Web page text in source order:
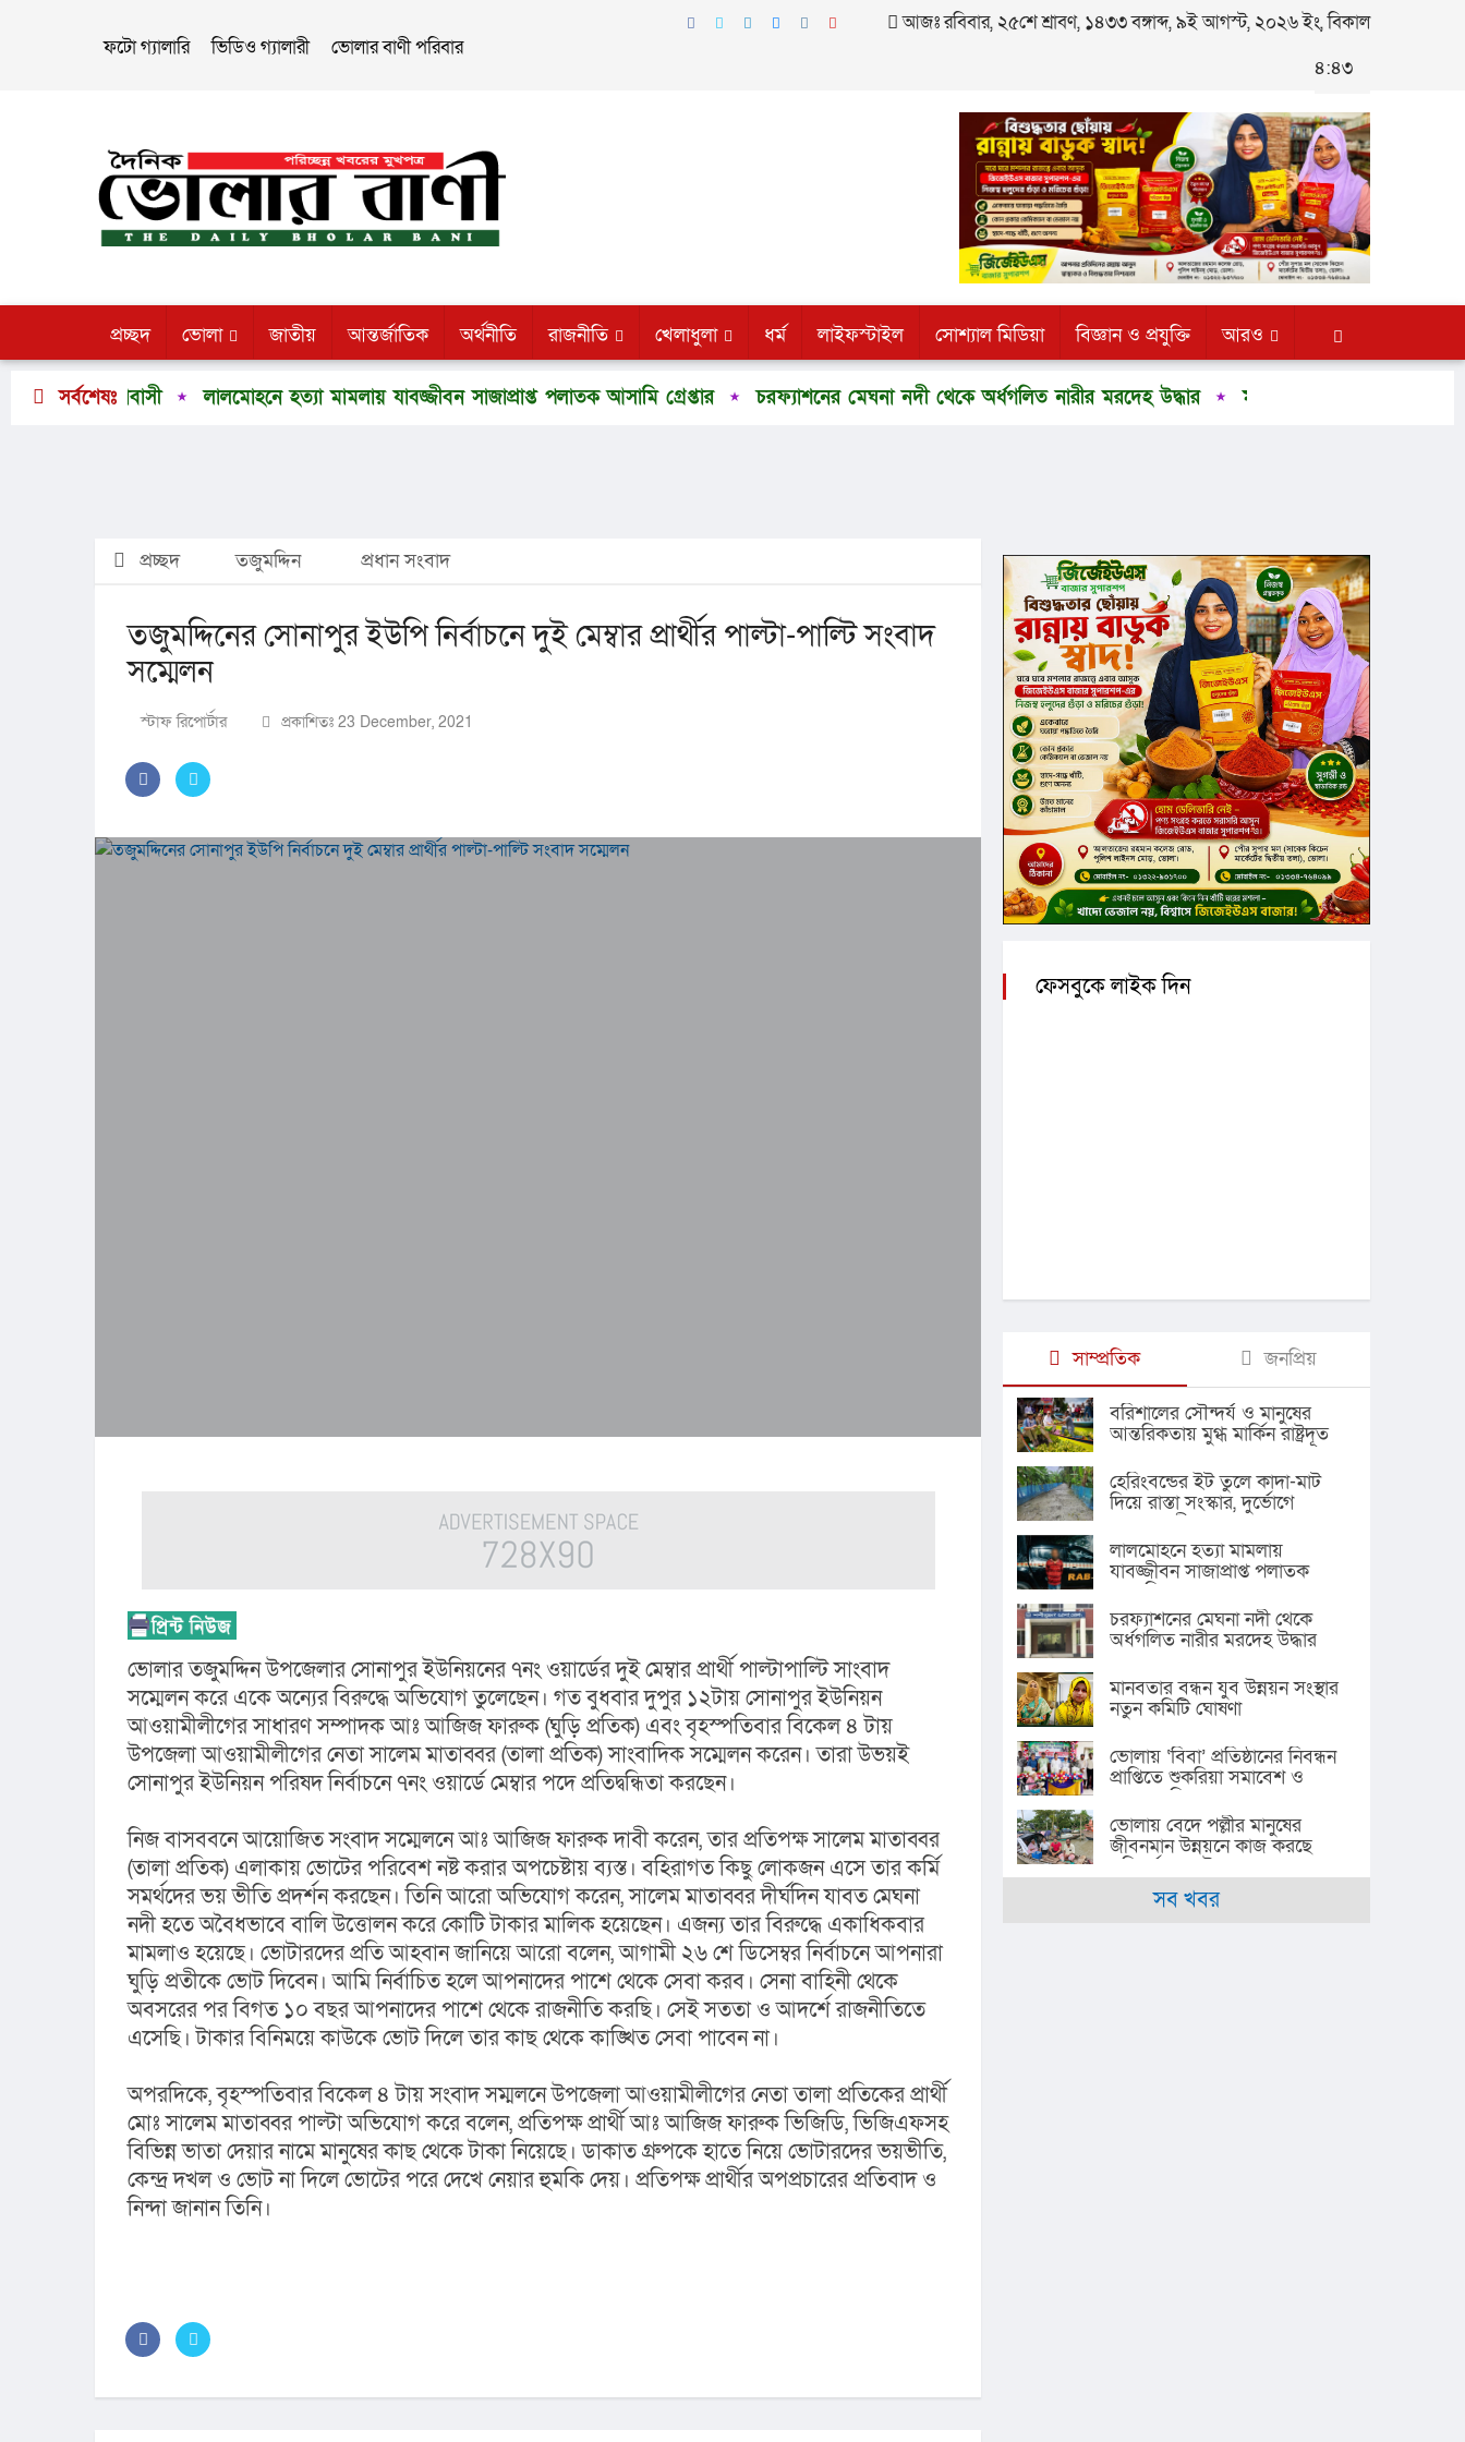
ফটো গ্যালারি ভিডিও গ্যালারী ভোলার বাণী পরিবার
আজঃ রবিবার, ২৫শে শ্রাবণ, ১৪৩৩ বঙ্গাব্দ, ৯ই আগস্ট, ২০২৬ ইং, বিকাল
৪:৪৩
প্রচ্ছদ ভোলা জাতীয় আন্তর্জাতিক অর্থনীতি রাজনীতি খেলাধুলা ধর্ম লাইফস্টাইল সোশ্যাল মিডিয়া বিজ্ঞান ও প্রযুক্তি আরও
সর্বশেষঃ লালমোহনে হত্যা মামলায় যাবজ্জীবন সাজাপ্রাপ্ত পলাতক আসামি গ্রেপ্তার চরফ্যাশনের মেঘনা নদী থেকে অর্ধগলিত নারীর মরদেহ উদ্ধার মানবতার বন্ধন যুব উন্নয়ন সংস্থার নতুন
প্রচ্ছদ তজুমদ্দিন প্রধান সংবাদ
তজুমদ্দিনের সোনাপুর ইউপি নির্বাচনে দুই মেম্বার প্রার্থীর পাল্টা-পাল্টি সংবাদ
সম্মেলন
স্টাফ রিপোর্টার প্রকাশিতঃ 23 December, 2021
ভোলার তজুমদ্দিন উপজেলার সোনাপুর ইউনিয়নের ৭নং ওয়ার্ডের দুই মেম্বার প্রার্থী পাল্টাপাল্টি সাংবাদ
সম্মেলন করে একে অন্যের বিরুদ্ধে অভিযোগ তুলেছেন। গত বুধবার দুপুর ১২টায় সোনাপুর ইউনিয়ন
আওয়ামীলীগের সাধারণ সম্পাদক আঃ আজিজ ফারুক (ঘুড়ি প্রতিক) এবং বৃহস্পতিবার বিকেল ৪ টায়
উপজেলা আওয়ামীলীগের নেতা সালেম মাতাব্বর (তালা প্রতিক) সাংবাদিক সম্মেলন করেন। তারা উভয়ই
সোনাপুর ইউনিয়ন পরিষদ নির্বাচনে ৭নং ওয়ার্ডে মেম্বার পদে প্রতিদ্বন্ধিতা করছেন।
নিজ বাসববনে আয়োজিত সংবাদ সম্মেলনে আঃ আজিজ ফারুক দাবী করেন, তার প্রতিপক্ষ সালেম মাতাব্বর
(তালা প্রতিক) এলাকায় ভোটের পরিবেশ নষ্ট করার অপচেষ্টায় ব্যস্ত। বহিরাগত কিছু লোকজন এসে তার কর্মি
সমর্থদের ভয় ভীতি প্রদর্শন করছেন। তিনি আরো অভিযোগ করেন, সালেম মাতাব্বর দীর্ঘদিন যাবত মেঘনা
নদী হতে অবৈধভাবে বালি উত্তোলন করে কোটি টাকার মালিক হয়েছেন। এজন্য তার বিরুদ্ধে একাধিকবার
মামলাও হয়েছে। ভোটারদের প্রতি আহবান জানিয়ে আরো বলেন, আগামী ২৬ শে ডিসেম্বর নির্বাচনে আপনারা
ঘুড়ি প্রতীকে ভোট দিবেন। আমি নির্বাচিত হলে আপনাদের পাশে থেকে সেবা করব। সেনা বাহিনী থেকে
অবসরের পর বিগত ১০ বছর আপনাদের পাশে থেকে রাজনীতি করছি। সেই সততা ও আদর্শে রাজনীতিতে
এসেছি। টাকার বিনিময়ে কাউকে ভোট দিলে তার কাছ থেকে কাঙ্খিত সেবা পাবেন না।
অপরদিকে, বৃহস্পতিবার বিকেল ৪ টায় সংবাদ সম্মলনে উপজেলা আওয়ামীলীগের নেতা তালা প্রতিকের প্রার্থী
মোঃ সালেম মাতাব্বর পাল্টা অভিযোগ করে বলেন, প্রতিপক্ষ প্রার্থী আঃ আজিজ ফারুক ভিজিডি, ভিজিএফসহ
বিভিন্ন ভাতা দেয়ার নামে মানুষের কাছ থেকে টাকা নিয়েছে। ডাকাত গ্রুপকে হাতে নিয়ে ভোটারদের ভয়ভীতি,
কেন্দ্র দখল ও ভোট না দিলে ভোটের পরে দেখে নেয়ার হুমকি দেয়। প্রতিপক্ষ প্রার্থীর অপপ্রচারের প্রতিবাদ ও
নিন্দা জানান তিনি।
ফেসবুকে লাইক দিন
সাম্প্রতিক জনপ্রিয়
বরিশালের সৌন্দর্য ও মানুষের
আন্তরিকতায় মুগ্ধ মার্কিন রাষ্ট্রদূত
হেরিংবন্ডের ইট তুলে কাদা-মাট
দিয়ে রাস্তা সংস্কার, দুর্ভোগে
এলাকাবাসী
লালমোহনে হত্যা মামলায়
যাবজ্জীবন সাজাপ্রাপ্ত পলাতক
আসামি গ্রেপ্তার
চরফ্যাশনের মেঘনা নদী থেকে
অর্ধগলিত নারীর মরদেহ উদ্ধার
মানবতার বন্ধন যুব উন্নয়ন সংস্থার
নতুন কমিটি ঘোষণা
ভোলায় ‘বিবা’ প্রতিষ্ঠানের নিবন্ধন
প্রাপ্তিতে শুকরিয়া সমাবেশ ও
সহায়তা বিতরণ
ভোলায় বেদে পল্লীর মানুষের
জীবনমান উন্নয়নে কাজ করছে
পরিবর্তন যুব উন্নয়ন সংস্থা
সব খবর